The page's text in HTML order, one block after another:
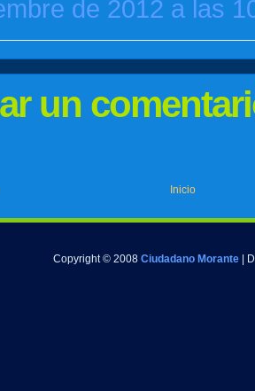
de 2012 a las
un
Inicio
Copyright © 2008 Ciudadano Morante |